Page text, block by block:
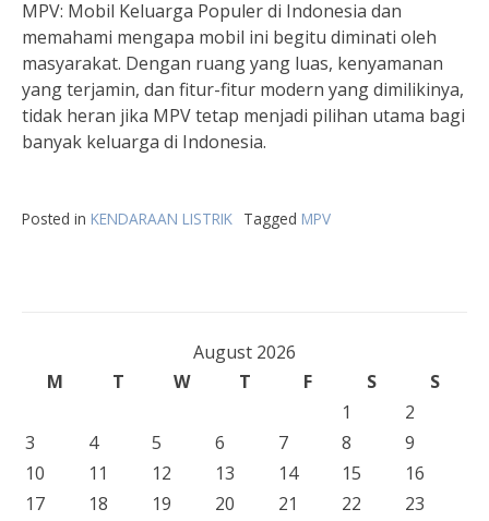
MPV: Mobil Keluarga Populer di Indonesia dan
memahami mengapa mobil ini begitu diminati oleh
masyarakat. Dengan ruang yang luas, kenyamanan
yang terjamin, dan fitur-fitur modern yang dimilikinya,
tidak heran jika MPV tetap menjadi pilihan utama bagi
banyak keluarga di Indonesia.
Posted in KENDARAAN LISTRIK Tagged MPV
August 2026
M
T W T F S
S
1
2
3
4 5 6 7 8
9
10
11 12 13 14 15
16
17
18 19 20 21 22
23